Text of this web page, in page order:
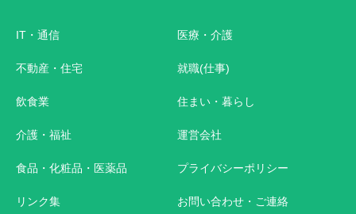
IT・通信
不動産・住宅
飲食業
介護・福祉
食品・化粧品・医薬品
リンク集
医療・介護
就職(仕事)
住まい・暮らし
運営会社
プライバシーポリシー
お問い合わせ・ご連絡